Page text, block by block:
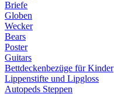
Briefe
Globen
Wecker
Bears
Poster
Guitars
Bettdeckenbezüge für Kinder
Lippenstifte und Lipgloss
Autopeds Steppen